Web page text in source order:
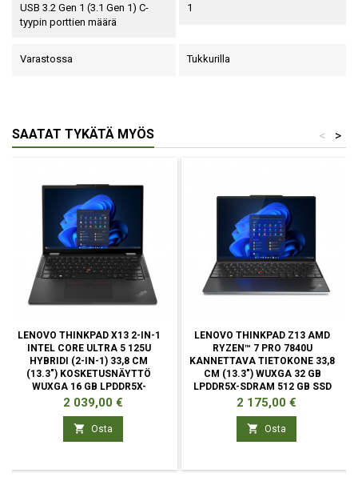
USB 3.2 Gen 1 (3.1 Gen 1) C-
tyypin porttien määrä
1
Varastossa Tukkurilla
SAATAT TYKÄTÄ MYÖS >
<
LENOVO THINKPAD X13 2-IN-1
INTEL CORE ULTRA 5 125U
HYBRIDI (2-IN-1) 33,8 CM
(13.3") KOSKETUSNÄYTTÖ
WUXGA 16 GB LPDDR5X-
SDRAM
Hinta
2 039,00 €
 Osta
LENOVO THINKPAD Z13 AMD
RYZEN™ 7 PRO 7840U
KANNETTAVA TIETOKONE 33,8
CM (13.3") WUXGA 32 GB
LPDDR5X-SDRAM 512 GB SSD
WI-FI 6E
Hinta
2 175,00 €
 Osta